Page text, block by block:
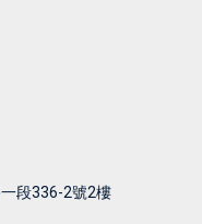
段336-2號2樓